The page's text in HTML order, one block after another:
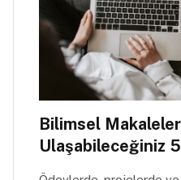
Bilimsel
Ulaşabileceğiniz